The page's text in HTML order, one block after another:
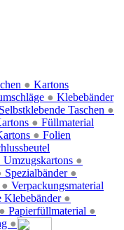
●
●
Selbstklebende Taschen ●
Kartons
●
●
Umzugskartons ●
Klebebänder
Spezialbänder ●
●
Klebebänder ●
Füllmaterial
● Papierfüllmaterial ●
●
Folien
Verpackungsmaterial